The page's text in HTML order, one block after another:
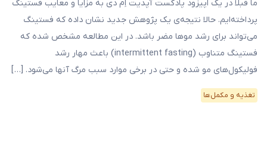
ما قبلا در یک اپیزود پادکست آپدیت اِم دی به مزایا و معایب فستینگ
پرداخته‌ایم. حالا نتیجه‌ی یک پژوهش جدید نشان داده که فستینگ
می‌تواند برای رشد موها مضر باشد. در این مطالعه مشخص شده که
فستینگ متناوب (intermittent fasting) باعث مهار رشد
فولیکول‌های مو شده و حتی در برخی موارد سبب مرگ آنها می‌شود. […]
تغذیه و مکمل‌ها